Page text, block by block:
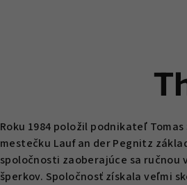
Roku 1984 položil podnikateľ
mestečku Lauf an der Pegnitz
spoločnosti zaoberajúce sa ručnou
šperkov. Spoločnosť získala veľmi